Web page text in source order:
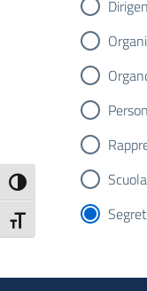
Attiva/disattiva alto
Attiva/disattiva